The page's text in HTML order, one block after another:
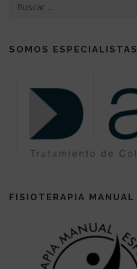
SOMOS ESPECIALISTAS
FISIOTERAPIA MANUAL